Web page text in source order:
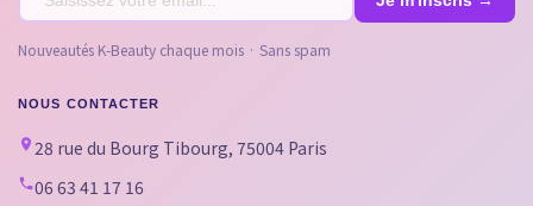
Nouveautés K-Beauty chaque mois · Sans spam
NOUS CONTACTER
28 rue du Bourg Tibourg, 75004 Paris
06 63 41 17 16